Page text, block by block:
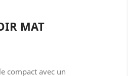
MAT
compact avec un